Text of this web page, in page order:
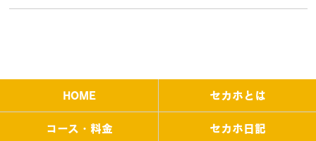
HOME セカホとは
コース・料金 セカホ日記